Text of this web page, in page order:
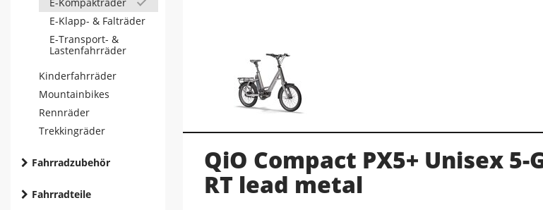
E-Klapp- & Falträder
E-Transport- &
Lastenfahrräder
Kinderfahrräder
Mountainbikes
Rennräder
Trekkingräder
Fahrradzubehör
Fahrradteile
QiO Compact PX5+ Unisex 5-
RT lead metal